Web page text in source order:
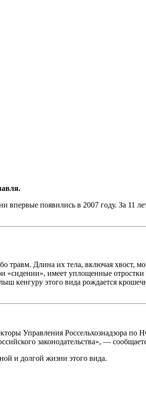
появились в 2007 году. За 11
травм. Длина их тела, включая хвост,
«сидении», имеет уплощенные
кенгуру этого вида рождается
Управления Россельхознадзора по
законодательства», —
и долгой жизни этого вида.